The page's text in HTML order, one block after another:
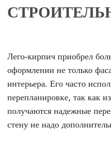
Лего-кирпич приобрел
оформлении не только
интерьера. Его часто
перепланировке, так как
получаются надежные
стену не надо